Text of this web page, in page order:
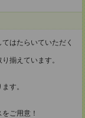
はたらいていただく
揃えています。
す。
ご用意！